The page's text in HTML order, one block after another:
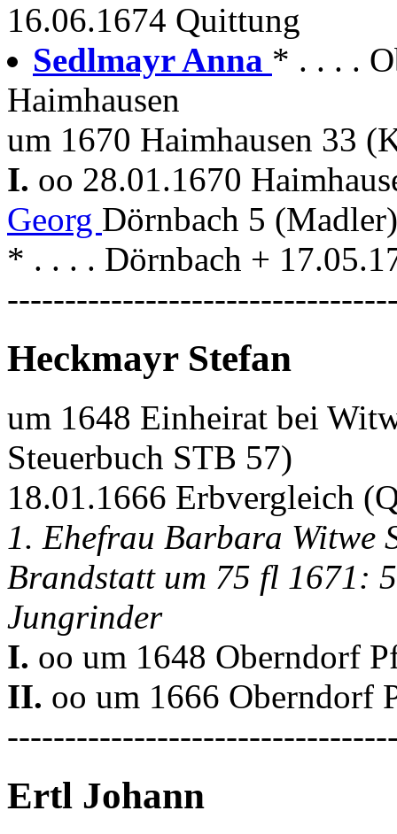
16.06.1674 Quittung
Sedlmayr Anna * . . . .
Haimhausen
um 1670 Haimhausen 33
I. oo 28.01.1670
Georg Dörnbach 5 (Madler)
* . . . . Dörnbach +
Heckmayr Stefan
um 1648 Einheirat bei
Steuerbuch STB 57)
18.01.1666 Erbvergleich
1. Ehefrau Barbara Witwe
Brandstatt um 75 fl 1671:
Jungrinder
I. oo um 1648 Oberndorf
II. oo um 1666 Oberndorf
Ertl Johann